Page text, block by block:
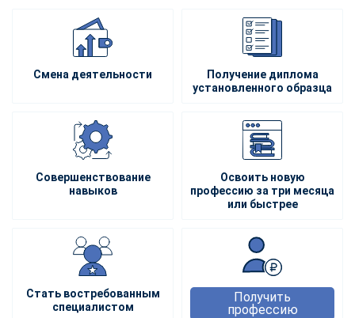
Смена деятельности
Получение диплома
установленного образца
Совершенствование
навыков
Освоить новую
профессию за три месяца
или быстрее
Стать востребованным
специалистом
Получить
профессию